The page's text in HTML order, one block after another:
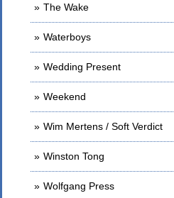
The Wake
Waterboys
Wedding Present
Weekend
Wim Mertens / Soft Verdict
Winston Tong
Wolfgang Press